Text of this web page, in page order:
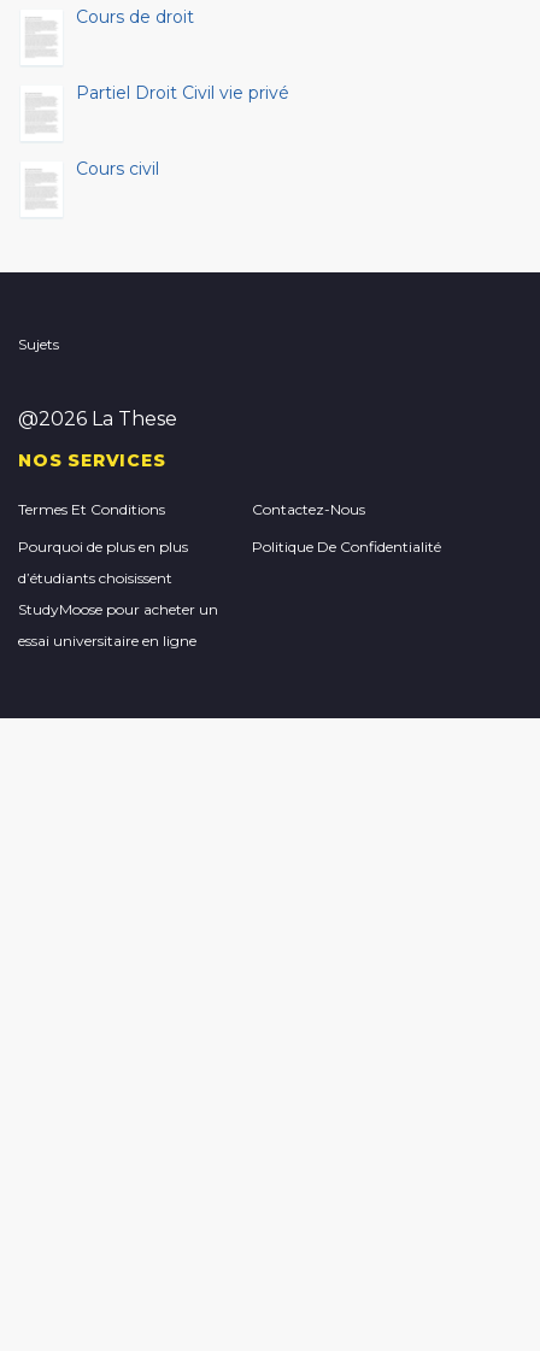
Cours de droit
Partiel Droit Civil vie privé
Cours civil
Sujets
@2026 La These
NOS SERVICES
Termes Et Conditions Contactez-Nous
Pourquoi de plus en plus
d’étudiants choisissent
StudyMoose pour acheter un
essai universitaire en ligne
Politique De Confidentialité